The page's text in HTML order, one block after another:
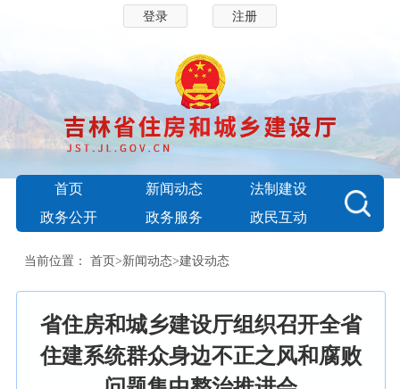
登录 注册
首页 新闻动态
法制建设
政务公开
政务服务 政民互动
当前位置： 首页>新闻动态>建设动态
省住房和城乡建设厅组织召开全省
住建系统群众身边不正之风和腐败